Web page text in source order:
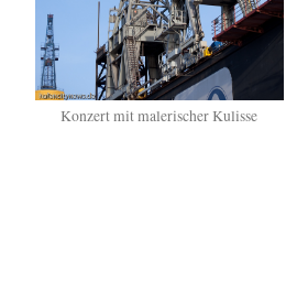
Konzert mit malerischer Kulisse